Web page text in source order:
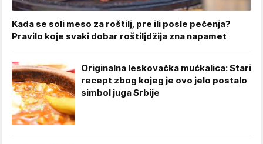
Kada se soli meso za roštilj, pre ili posle pečenja?
Pravilo koje svaki dobar roštiljdžija zna napamet
Originalna leskovačka mućkalica: Stari
recept zbog kojeg je ovo jelo postalo
simbol juga Srbije